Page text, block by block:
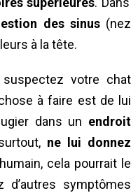
des sinus(nez
à la tête.
votre chat
à faire est de lui
dans un endroit
ne lui donnez
cela pourrait le
symptômes